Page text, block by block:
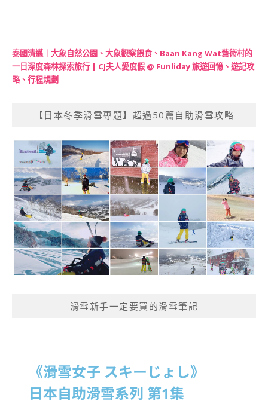
泰國清邁｜大象自然公園、大象觀察餵食、Baan Kang Wat藝術村的
一日深度森林探索旅行 | CJ夫人愛度假 @ Funliday 旅遊回憶、遊記攻
略、行程規劃
【日本冬季滑雪專題】超過50篇自助滑雪攻略
滑雪新手一定要買的滑雪筆記